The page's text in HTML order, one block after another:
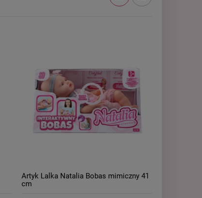
Artyk Lalka Natalia Bobas mimiczny 41
cm